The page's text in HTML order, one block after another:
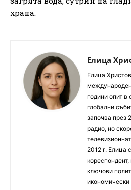
храна.
Елица
Елица
години опит в
глобални
започва през
радио, но
2012 г. Елица
кореспондент,
ключови